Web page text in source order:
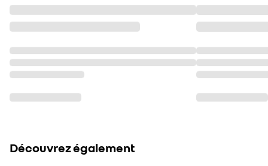
Découvrez également